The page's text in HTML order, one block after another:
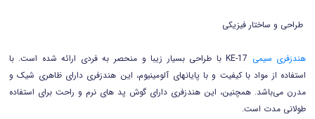
طراحی و ساختار فیزیکی
هندزفری سیمی
KE-17 با طراحی بسیار زیبا و منحصر به فردی ارائه شده است. با
استفاده از مواد با کیفیت و با پایانهای آلومینیوم، این هندزفری دارای ظاهری شیک و
مدرن می‌باشد. همچنین، این هندزفری دارای گوش پد های نرم و راحت برای استفاده
طولانی مدت است.